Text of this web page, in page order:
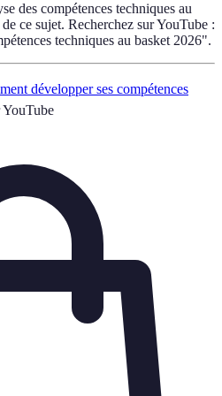
des compétences techniques au
ce sujet. Recherchez sur YouTube :
techniques au basket 2026".
développer ses compétences
YouTube